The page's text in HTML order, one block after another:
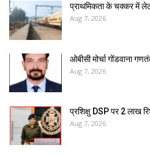
प्राथमिकता के चक्कर में लेट
Aug 7, 2026
ओबीसी मोर्चा गोंडवाना
Aug 7, 2026
प्रशिक्षु DSP पर ₹2 लाख
Aug 7, 2026